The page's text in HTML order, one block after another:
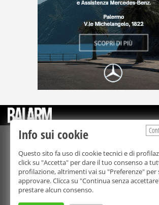
©Copyright 2003-2026
Bmedia Srl- P.IVA
La riproduzione totale o parziale di tutti i
forma, su qualsiasi supporto è
Balarm.it è una testata giornalistica registrata.
Tribunale di Palermo n° 32 del 21/
Direttore responsabile:
Info sui cookie
Questo sito fa uso di cookie tecnici e di
click su "Accetta" per dare il tuo consenso a
profilazione, altrimenti vai su "Preferenze" per
approvare. Clicca su "Continua senza
prestare alcun consenso.